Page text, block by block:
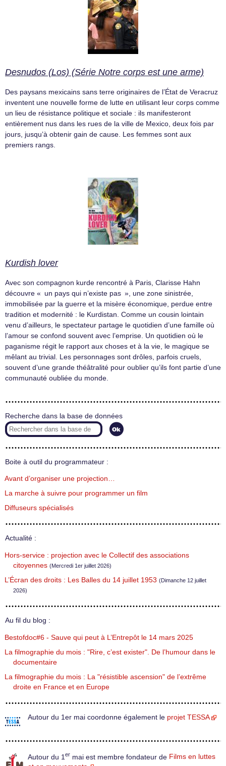
Desnudos (Los) (Série Notre corps est une arme)
Des paysans mexicains sans terre originaires de l’État de Veracruz
inventent une nouvelle forme de lutte en utilisant leur corps comme
un lieu de résistance politique et sociale : ils manifesteront
entièrement nus dans les rues de la ville de Mexico, deux fois par
jours, jusqu’à obtenir gain de cause. Les femmes sont aux
premiers rangs.
Kurdish lover
Avec son compagnon kurde rencontré à Paris, Clarisse Hahn
découvre « un pays qui n’existe pas », une zone sinistrée,
immobilisée par la guerre et la misère économique, perdue entre
tradition et modernité : le Kurdistan. Comme un cousin lointain
venu d’ailleurs, le spectateur partage le quotidien d’une famille où
l’amour se confond souvent avec l’emprise. Un quotidien où le
paganisme régit le rapport aux choses et à la vie, le magique se
mêlant au trivial. Les personnages sont drôles, parfois cruels,
souvent d’une grande théâtralité pour oublier qu’ils font partie d’une
communauté oubliée du monde.
Recherche dans la base de données
Boite à outil du programmateur :
Avant d’organiser une projection…
La marche à suivre pour programmer un film
Diffuseurs spécialisés
Actualité :
Hors-service : projection avec le Collectif des associations
citoyennes (Mercredi 1er juillet 2026)
L’Écran des droits : Les Balles du 14 juillet 1953 (Dimanche 12 juillet
2026)
Au fil du blog :
Bestofdoc#6 - Sauve qui peut à L’Entrepôt le 14 mars 2025
La filmographie du mois : "Rire, c’est exister". De l’humour dans le
documentaire
La filmographie du mois : La "résistible ascension" de l’extrême
droite en France et en Europe
Autour du 1er mai coordonne également le projet TESSA
Autour du 1 er mai est membre fondateur de Films en luttes